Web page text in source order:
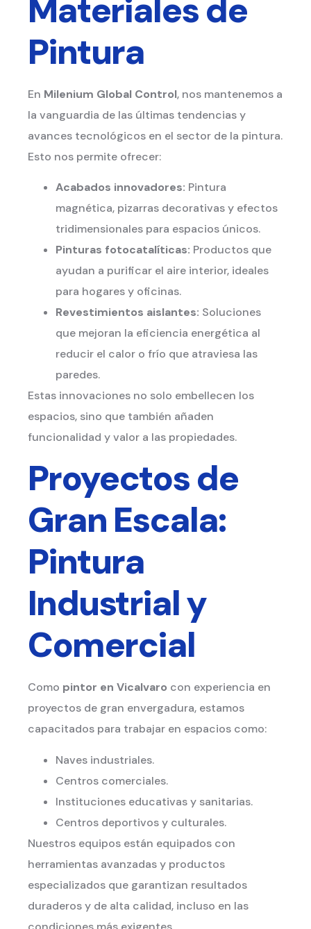
Materiales de
Pintura
En Milenium Global Control, nos mantenemos a
la vanguardia de las últimas tendencias y
avances tecnológicos en el sector de la pintura.
Esto nos permite ofrecer:
Acabados innovadores: Pintura
magnética, pizarras decorativas y efectos
tridimensionales para espacios únicos.
Pinturas fotocatalíticas: Productos que
ayudan a purificar el aire interior, ideales
para hogares y oficinas.
Revestimientos aislantes: Soluciones
que mejoran la eficiencia energética al
reducir el calor o frío que atraviesa las
paredes.
Estas innovaciones no solo embellecen los
espacios, sino que también añaden
funcionalidad y valor a las propiedades.
Proyectos de
Gran Escala:
Pintura
Industrial y
Comercial
Como pintor en Vicalvaro con experiencia en
proyectos de gran envergadura, estamos
capacitados para trabajar en espacios como:
Naves industriales.
Centros comerciales.
Instituciones educativas y sanitarias.
Centros deportivos y culturales.
Nuestros equipos están equipados con
herramientas avanzadas y productos
especializados que garantizan resultados
duraderos y de alta calidad, incluso en las